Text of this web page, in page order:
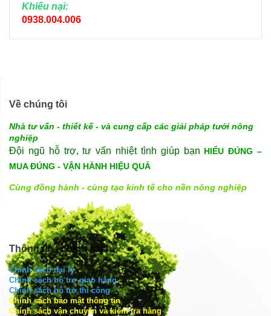
Khiếu nại:
0938.004.006
Về chúng tôi
Nhà tư vấn - thiết kế - và cung cấp các giải pháp tưới nông
nghiệp
Đội ngũ hỗ trợ, tư vấn nhiệt tình giúp bạn HIỂU ĐÚNG –
MUA ĐÚNG - VẬN HÀNH HIỆU QUẢ
Cùng đồng hành - cùng tạo kinh tế cho nền nông nghiệp
Thông tin - chính sách
Chính sách đại lý
Chính sách hỗ trợ giao hàng
Chính sách hỗ trợ thi công
Chính sách bảo mật thông tin
Chính sách vận chuyển và kiểm tra hàng